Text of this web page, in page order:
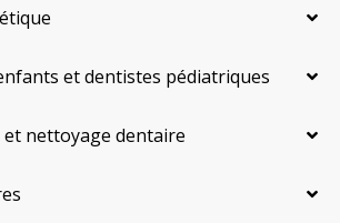
et dentistes pédiatriques
et nettoyage dentaire